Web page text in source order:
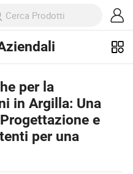
per la
in Argilla: Una
e
per una